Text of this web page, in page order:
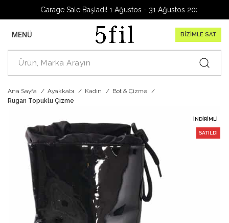
Garage Sale Başladı! 1 Ağustos - 31 Ağustos 2026
MENÜ BİZİMLE SAT
Ana Sayfa Ayakkabı Kadın
Bot & Çizme
Rugan Topuklu Çizme
İNDIRIMLI
SATILDI